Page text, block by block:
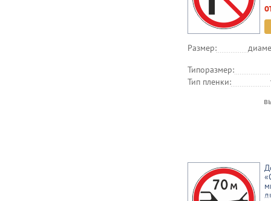
Размер:
Типоразмер:
Тип пленки: